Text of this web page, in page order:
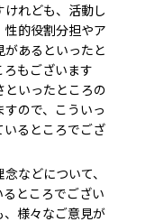
れども、活動し
的役割分担やア
あるといったと
もございます
といったところの
ので、こういっ
るところでござ
などについて、
ところでござい
、様々なご意見が